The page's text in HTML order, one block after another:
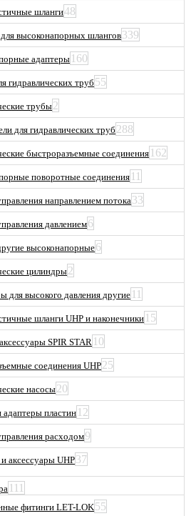
шланги48
высоконапорных шлангов339
адаптеры 160
гидравлических труб55
трубы2
для гидравлических труб 288
быстроразъемные соединения 162
поворотные соединения 11
направлением потока33
давлением6
высоконапорные6
цилиндры2
для высокого давления другие 11
шланги UHP и наконечники 15
SPIR STAR 10
соединения UHP25
насосы20
пластин 12
расходом9
аксессуары UHP37
111
фитинги LET-LOK55